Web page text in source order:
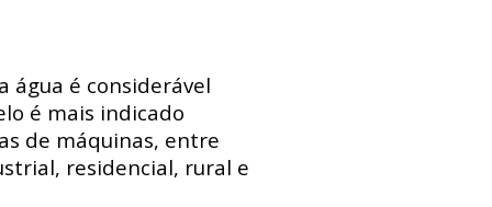
água é considerável
é mais indicado
de máquinas, entre
residencial, rural e